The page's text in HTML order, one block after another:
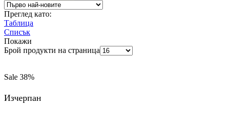
Преглед като:
Таблица
Списък
Покажи
Брой продукти на страница
Sale 38%
Изчерпан